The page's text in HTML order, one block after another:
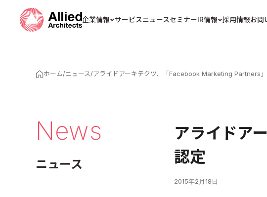
企業情報 サービスニュースセミナーIR情報 採用情報お問
ホーム/ニュース/アライドアーキテクツ、「Facebook Marketing Partners
News
ニュース
アライドア
認定
2015年2月18日